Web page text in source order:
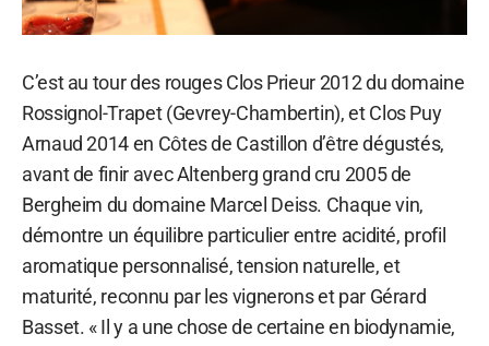
C’est au tour des rouges Clos Prieur 2012 du domaine
Rossignol-Trapet (Gevrey-Chambertin), et Clos Puy
Arnaud 2014 en Côtes de Castillon d’être dégustés,
avant de finir avec Altenberg grand cru 2005 de
Bergheim du domaine Marcel Deiss. Chaque vin,
démontre un équilibre particulier entre acidité, profil
aromatique personnalisé, tension naturelle, et
maturité, reconnu par les vignerons et par Gérard
Basset. « Il y a une chose de certaine en biodynamie,